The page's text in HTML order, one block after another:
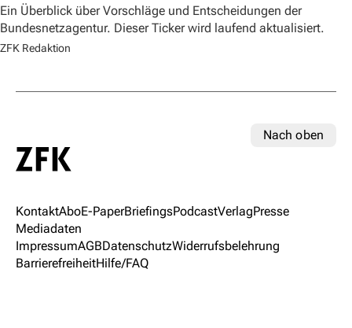
Ein Überblick über Vorschläge und Entscheidungen der
Bundesnetzagentur. Dieser Ticker wird laufend aktualisiert.
ZFK Redaktion
Nach oben
KontaktAboE-PaperBriefingsPodcastVerlagPresse
Mediadaten
ImpressumAGBDatenschutzWiderrufsbelehrung
BarrierefreiheitHilfe/FAQ